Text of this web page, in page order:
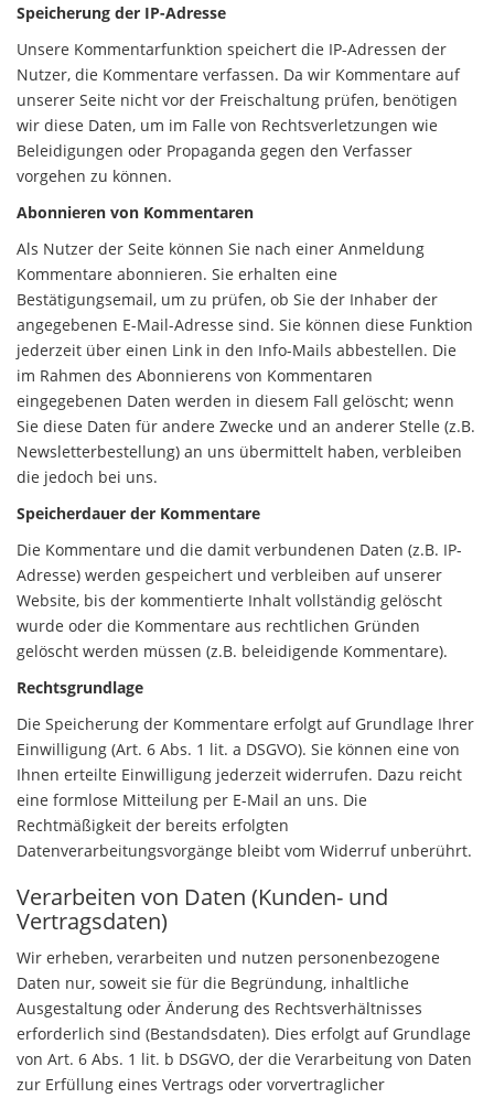
Speicherung der IP-Adresse
Unsere Kommentarfunktion speichert die IP-Adressen der
Nutzer, die Kommentare verfassen. Da wir Kommentare auf
unserer Seite nicht vor der Freischaltung prüfen, benötigen
wir diese Daten, um im Falle von Rechtsverletzungen wie
Beleidigungen oder Propaganda gegen den Verfasser
vorgehen zu können.
Abonnieren von Kommentaren
Als Nutzer der Seite können Sie nach einer Anmeldung
Kommentare abonnieren. Sie erhalten eine
Bestätigungsemail, um zu prüfen, ob Sie der Inhaber der
angegebenen E-Mail-Adresse sind. Sie können diese Funktion
jederzeit über einen Link in den Info-Mails abbestellen. Die
im Rahmen des Abonnierens von Kommentaren
eingegebenen Daten werden in diesem Fall gelöscht; wenn
Sie diese Daten für andere Zwecke und an anderer Stelle (z.B.
Newsletterbestellung) an uns übermittelt haben, verbleiben
die jedoch bei uns.
Speicherdauer der Kommentare
Die Kommentare und die damit verbundenen Daten (z.B. IP-
Adresse) werden gespeichert und verbleiben auf unserer
Website, bis der kommentierte Inhalt vollständig gelöscht
wurde oder die Kommentare aus rechtlichen Gründen
gelöscht werden müssen (z.B. beleidigende Kommentare).
Rechtsgrundlage
Die Speicherung der Kommentare erfolgt auf Grundlage Ihrer
Einwilligung (Art. 6 Abs. 1 lit. a DSGVO). Sie können eine von
Ihnen erteilte Einwilligung jederzeit widerrufen. Dazu reicht
eine formlose Mitteilung per E-Mail an uns. Die
Rechtmäßigkeit der bereits erfolgten
Datenverarbeitungsvorgänge bleibt vom Widerruf unberührt.
Verarbeiten von Daten (Kunden- und
Vertragsdaten)
Wir erheben, verarbeiten und nutzen personenbezogene
Daten nur, soweit sie für die Begründung, inhaltliche
Ausgestaltung oder Änderung des Rechtsverhältnisses
erforderlich sind (Bestandsdaten). Dies erfolgt auf Grundlage
von Art. 6 Abs. 1 lit. b DSGVO, der die Verarbeitung von Daten
zur Erfüllung eines Vertrags oder vorvertraglicher